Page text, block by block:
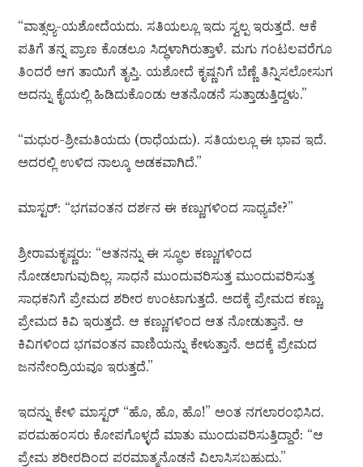
“ವಾತ್ಸಲ್ಯ-ಯಶೋದೆಯದು. ಸತಿಯಲ್ಲೂ ಇದು ಸ್ವಲ್ಪ ಇರುತ್ತದೆ. ಆಕೆ
ಪತಿಗೆ ತನ್ನ ಪ್ರಾಣ ಕೊಡಲೂ ಸಿದ್ಧಳಾಗಿರುತ್ತಾಳೆ. ಮಗು ಗಂಟಲವರೆಗೂ
ತಿಂದರೆ ಆಗ ತಾಯಿಗೆ ತೃಪ್ತಿ. ಯಶೋದೆ ಕೃಷ್ಣನಿಗೆ ಬೆಣ್ಣೆ ತಿನ್ನಿಸಲೋಸುಗ
ಅದನ್ನು ಕೈಯಲ್ಲಿ ಹಿಡಿದುಕೊಂಡು ಆತನೊಡನೆ ಸುತ್ತಾಡುತ್ತಿದ್ದಳು.”
“ಮಧುರ-ಶ್ರೀಮತಿಯದು (ರಾಧೆಯದು). ಸತಿಯಲ್ಲೂ ಈ ಭಾವ ಇದೆ.
ಅದರಲ್ಲಿ ಉಳಿದ ನಾಲ್ಕೂ ಅಡಕವಾಗಿದೆ.”
ಮಾಸ್ಟರ್: “ಭಗವಂತನ ದರ್ಶನ ಈ ಕಣ್ಣುಗಳಿಂದ ಸಾಧ್ಯವೇ?”
ಶ್ರೀರಾಮಕೃಷ್ಣರು: “ಆತನನ್ನು ಈ ಸ್ಥೂಲ ಕಣ್ಣುಗಳಿಂದ
ನೋಡಲಾಗುವುದಿಲ್ಲ. ಸಾಧನೆ ಮುಂದುವರಿಸುತ್ತ ಮುಂದುವರಿಸುತ್ತ
ಸಾಧಕನಿಗೆ ಪ್ರೇಮದ ಶರೀರ ಉಂಟಾಗುತ್ತದೆ. ಅದಕ್ಕೆ ಪ್ರೇಮದ ಕಣ್ಣು,
ಪ್ರೇಮದ ಕಿವಿ ಇರುತ್ತದೆ. ಆ ಕಣ್ಣುಗಳಿಂದ ಆತ ನೋಡುತ್ತಾನೆ. ಆ
ಕಿವಿಗಳಿಂದ ಭಗವಂತನ ವಾಣಿಯನ್ನು ಕೇಳುತ್ತಾನೆ. ಅದಕ್ಕೆ ಪ್ರೇಮದ
ಜನನೇಂದ್ರಿಯವೂ ಇರುತ್ತದೆ.”
ಇದನ್ನು ಕೇಳಿ ಮಾಸ್ಟರ್ “ಹೊ, ಹೊ, ಹೊ!” ಅಂತ ನಗಲಾರಂಭಿಸಿದ.
ಪರಮಹಂಸರು ಕೋಪಗೊಳ್ಳದೆ ಮಾತು ಮುಂದುವರಿಸುತ್ತಿದ್ದಾರೆ: “ಆ
ಪ್ರೇಮ ಶರೀರದಿಂದ ಪರಮಾತ್ಮನೊಡನೆ ವಿಲಾಸಿಸಬಹುದು.”